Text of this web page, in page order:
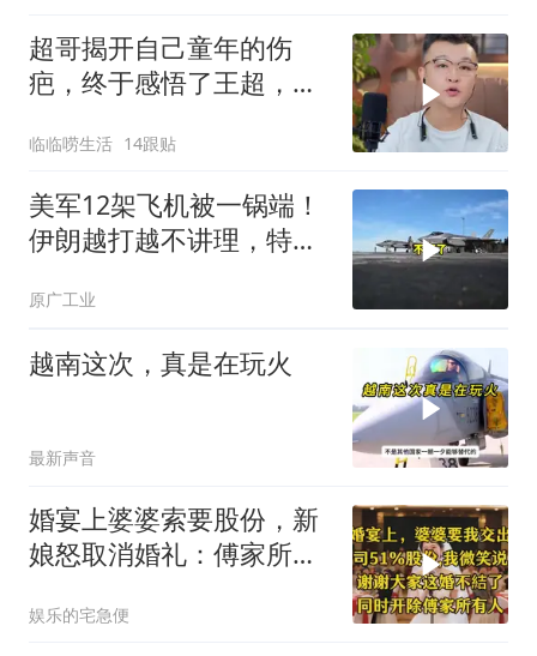
超哥揭开自己童年的伤
疤，终于感悟了王超，他
临临唠生活 14跟贴
美军12架飞机被一锅端！
伊朗越打越不讲理，特朗
原广工业
越南这次，真是在玩火
最新声音
婚宴上婆婆索要股份，新
娘怒取消婚礼：傅家所有
娱乐的宅急便